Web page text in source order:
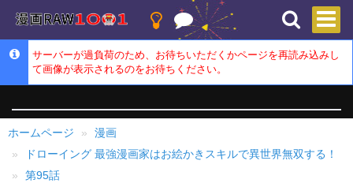
サーバーが過負荷のため、お待ちいただくかページを再読み込みし
て画像が表示されるのをお待ちください。
ホームページ
漫画
ドローイング 最強漫画家はお絵かきスキルで異世界無双する！
第95話